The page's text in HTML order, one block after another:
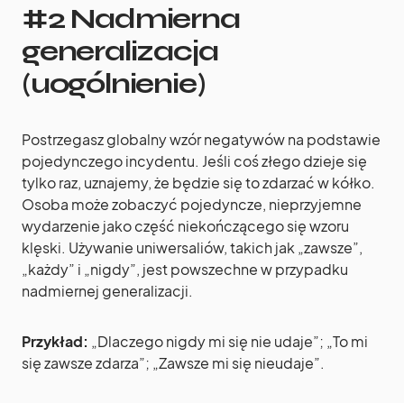
#2 Nadmierna
generalizacja
(uogólnienie)
Postrzegasz globalny wzór negatywów na podstawie
pojedynczego incydentu. Jeśli coś złego dzieje się
tylko raz, uznajemy, że będzie się to zdarzać w kółko.
Osoba może zobaczyć pojedyncze, nieprzyjemne
wydarzenie jako część niekończącego się wzoru
klęski. Używanie uniwersaliów, takich jak „zawsze”,
„każdy” i „nigdy”, jest powszechne w przypadku
nadmiernej generalizacji.
Przykład: „Dlaczego nigdy mi się nie udaje”; „To mi
się zawsze zdarza”; „Zawsze mi się nieudaje”.